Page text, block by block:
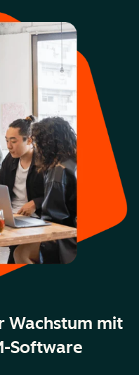
Wachstum mit
Software